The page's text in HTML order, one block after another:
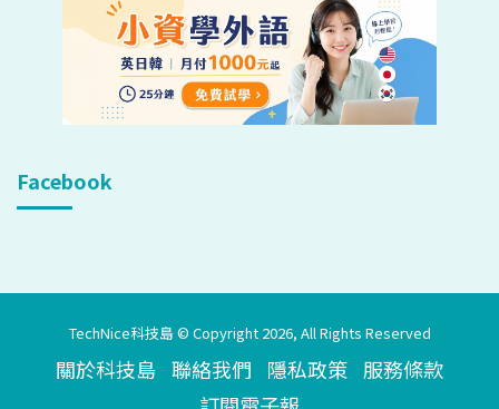
Facebook
TechNice科技島 © Copyright 2026, All Rights Reserved
關於科技島 聯絡我們 隱私政策 服務條款